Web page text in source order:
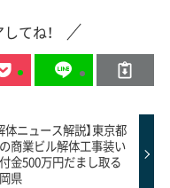
てね！
体ニュース解説】東京都
商業ビル解体工事装い
金500万円だまし取る
県